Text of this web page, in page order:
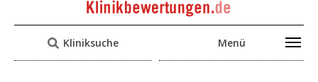
Kliniksuche Menü